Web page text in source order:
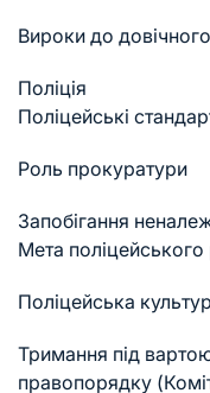
Вироки до
Поліція
Поліцейські
Роль прокуратури
Запобігання
Мета поліцейського
Поліцейська
Тримання під
правопорядку